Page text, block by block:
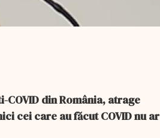
din România, atrage
cei care au făcut COVID nu ar